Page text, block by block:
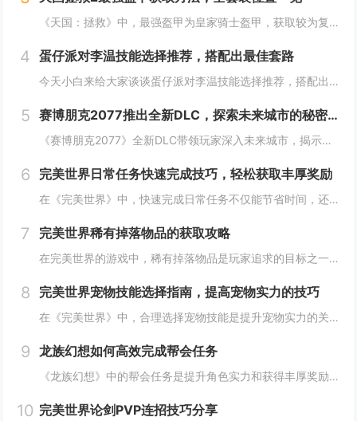
《天国：拯救》中，最强盔甲为皇家骑士盔甲，获取较为复杂。首先需完成“皇家侍卫”任务线，帮助亨利成为国王的私人护卫。之后，在王宫内找到盔甲的具体位置，通常藏于密室或特定房间。完成相关任务后，玩家可获得这套顶级装备，大幅提升防御力和战斗能力。游...
4 蛋仔派对李温技能选择推荐，搭配出最佳套路
今天小白来给大家谈谈蛋仔派对李温技能选择推荐，搭配出最佳套路，以及蛋仔派对攻略对应的知识点，希望对大家有所帮助，不要忘了收藏本站呢今天给各位分享蛋仔派对李温技能选择推荐，搭配出最佳套路的知识，其中也会对蛋仔派对攻略进行解释，如果能碰巧解决你...
5 赛博朋克2077推出全新DLC，探索未来城市的秘密和新任务
《赛博朋克2077》全新DLC带领玩家深入未来城市，揭示隐藏的秘密并开启一系列新任务。在这一扩展内容中，玩家将有机会探索更多未知区域，体验丰富多彩的剧情，与全新角色互动，进一步丰富游戏世界的沉浸感与可玩性。今天小白来给大家谈谈《赛博朋克20...
6 完美世界日常任务快速完成技巧，轻松获取丰厚奖励
在《完美世界》中，快速完成日常任务不仅能节省时间，还能确保玩家获得丰厚的奖励。合理规划任务路线，优先选择高经验值和金币奖励的任务。利用双倍经验时间进行任务，可以事半功倍。组队完成任务效率更高，特别是对于需要击败强大敌人的任务。不要忘记使用游...
7 完美世界稀有掉落物品的获取攻略
在完美世界的游戏中，稀有掉落物品是玩家追求的目标之一。这些物品通常只能通过特定的活动、副本或怪物获得，且掉落率极低。为了提高获取几率，玩家可以组队参与高难度副本，多次挑战以增加机会；参加限时活动，如节日庆典和特殊任务，这些活动往往会有额外奖...
8 完美世界宠物技能选择指南，提高宠物实力的技巧
在《完美世界》中，合理选择宠物技能是提升宠物实力的关键。优先考虑增强宠物基础属性的技能，如攻击、防御和生命值。根据宠物类型和定位，选择合适的主动或被动技能，如控制、辅助或输出技能。利用宠物技能书升级技能等级，以及通过宠物合成功能优化技能组合...
9 龙族幻想如何高效完成帮会任务
《龙族幻想》中的帮会任务是提升角色实力和获得丰厚奖励的重要途径。要高效完成帮会任务，首先需要合理安排时间，选择高效率的任务组合，如组队完成副本或集体参与帮会活动。利用好帮会资源，如经验药水、加速道具等，可以显著提高任务完成速度。积极与帮会成...
10 完美世界论剑PVP连招技巧分享